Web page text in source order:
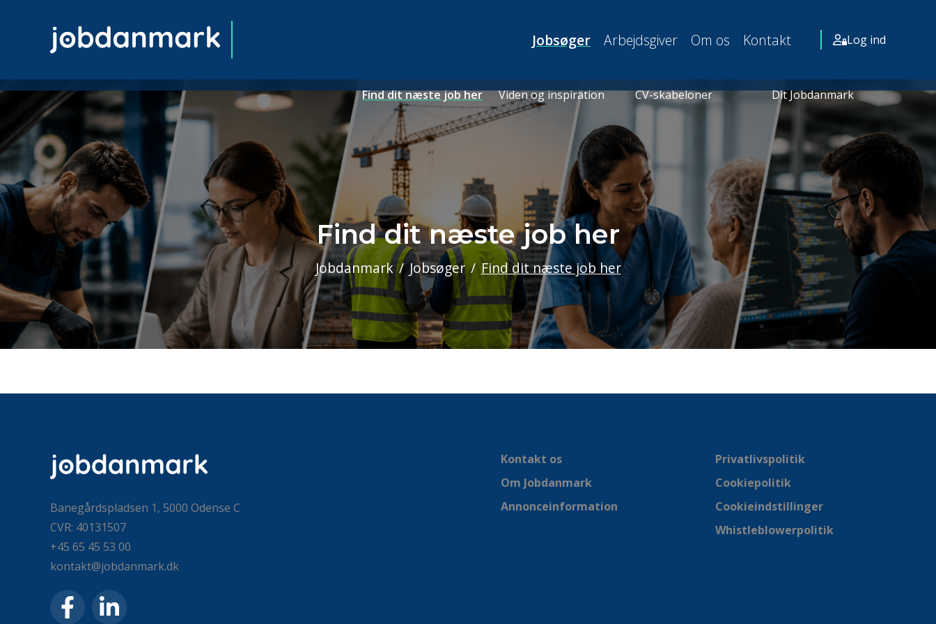
Jobsøger
Find dit næste job her Viden og inspiration CV-skabeloner Dit Jobdanmark
Arbejdsgiver Om os Kontakt Log ind
Find dit næste job her
Jobdanmark Jobsøger Find dit næste job her
Banegårdspladsen 1, 5000 Odense C
CVR: 40131507
+45 65 45 53 00
kontakt@jobdanmark.dk
Kontakt os
Om Jobdanmark
Annonceinformation
Privatlivspolitik
Cookiepolitik
Cookieindstillinger
Whistleblowerpolitik